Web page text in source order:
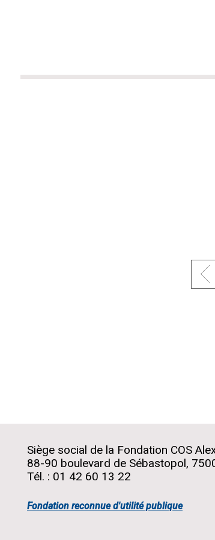
Siège social de la Fondation COS
88-90 boulevard de Sébastopol,
Tél. : 01 42 60 13 22
Fondation reconnue d'utilité publique